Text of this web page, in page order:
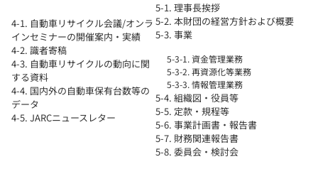
4-1. 自動車リサイクル会議/オンラ
インセミナーの開催案内・実績
4-2. 識者寄稿
4-3. 自動車リサイクルの動向に関
する資料
4-4. 国内外の自動車保有台数等の
データ
4-5. JARCニュースレター
5-1. 理事長挨拶
5-2. 本財団の経営方針および概要
5-3. 事業
5-3-1. 資金管理業務
5-3-2. 再資源化等業務
5-3-3. 情報管理業務
5-4. 組織図・役員等
5-5. 定款・規程等
5-6. 事業計画書・報告書
5-7. 財務関連報告書
5-8. 委員会・検討会